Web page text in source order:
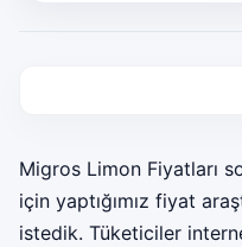
Migros Limon Fiyatları
için yaptığımız fiyat
istedik. Tüketiciler